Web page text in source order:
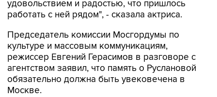
удовольствием и радостью, что пришлось
работать с ней рядом", - сказала актриса.
Председатель комиссии Мосгордумы по
культуре и массовым коммуникациям,
режиссер Евгений Герасимов в разговоре с
агентством заявил, что память о Руслановой
обязательно должна быть увековечена в
Москве.